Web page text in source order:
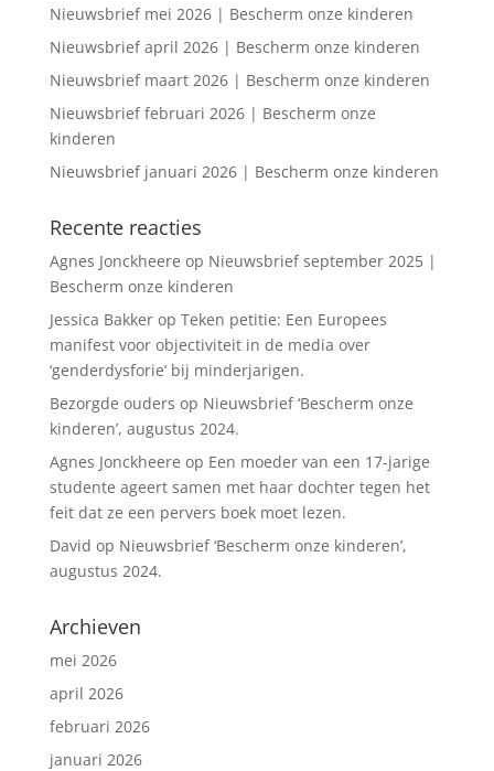
Nieuwsbrief mei 2026 | Bescherm onze kinderen
Nieuwsbrief april 2026 | Bescherm onze kinderen
Nieuwsbrief maart 2026 | Bescherm onze kinderen
Nieuwsbrief februari 2026 | Bescherm onze
kinderen
Nieuwsbrief januari 2026 | Bescherm onze kinderen
Recente reacties
Agnes Jonckheere op Nieuwsbrief september 2025 |
Bescherm onze kinderen
Jessica Bakkerop Teken petitie: Een Europees
manifest voor objectiviteit in de media over
‘genderdysforie’ bij minderjarigen.
Bezorgde ouders op Nieuwsbrief ‘Bescherm onze
kinderen’, augustus 2024.
Agnes Jonckheere op Een moeder van een 17-jarige
studente ageert samen met haar dochter tegen het
feit dat ze een pervers boek moet lezen.
David op Nieuwsbrief ‘Bescherm onze kinderen’,
augustus 2024.
Archieven
mei 2026
april 2026
februari 2026
januari 2026